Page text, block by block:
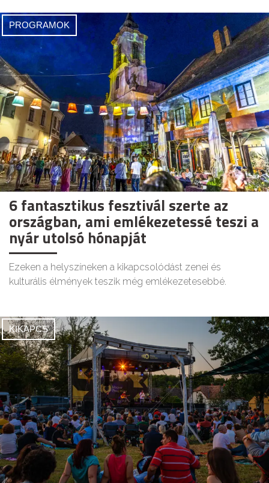
PROGRAMOK
6 fantasztikus fesztivál szerte az
országban, ami emlékezetessé teszi a
nyár utolsó hónapját
Ezeken a helyszíneken a kikapcsolódást zenei és
kulturális élmények teszik még emlékezetesebbé.
KIKAPCS